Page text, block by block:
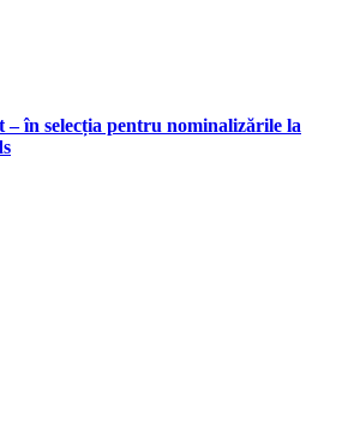
– în selecția pentru nominalizările la